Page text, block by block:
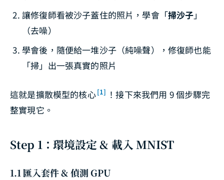
讓修復師看被沙子蓋住的照片，學會「掃沙子」
（去噪）
學會後，隨便給一堆沙子（純噪聲），修復師也能
「掃」出一張真實的照片
這就是擴散模型的核心[1] ！接下來我們用 9 個步驟完
整實現它。
Step 1：環境設定 & 載入 MNIST
1.1 匯入套件 & 偵測 GPU